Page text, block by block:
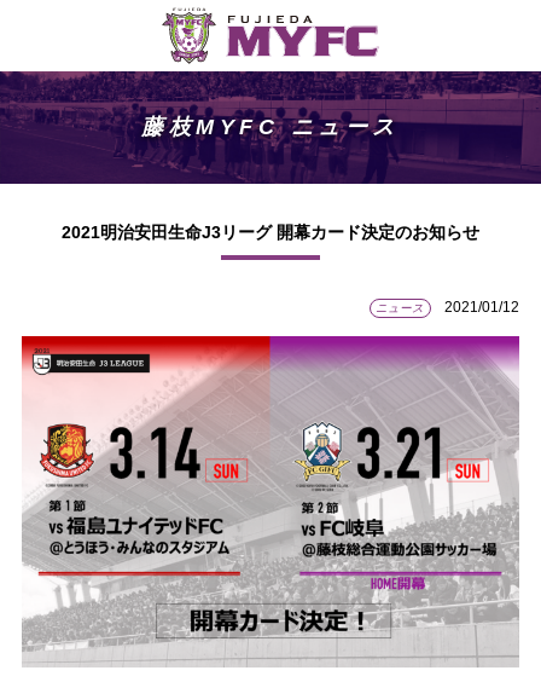
藤枝MYFC ニュース
2021明治安田生命J3リーグ 開幕カード決定のお知らせ
ニュース 2021/01/12